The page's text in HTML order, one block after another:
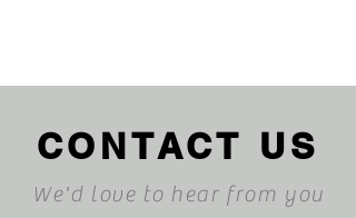
CONTACT US
We'd love to hear from you